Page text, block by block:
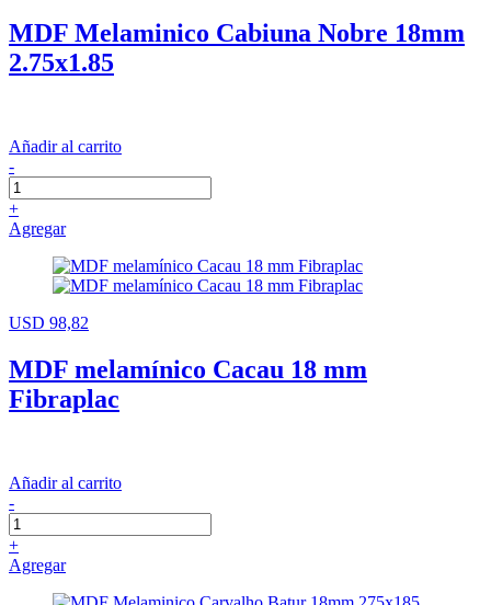
MDF Melaminico Cabiuna Nobre 18mm
2.75x1.85
Añadir al carrito
-
+
Agregar
USD 98,82
MDF melamínico Cacau 18 mm
Fibraplac
Añadir al carrito
-
+
Agregar